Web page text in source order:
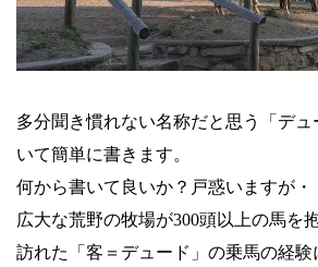
多分聞き慣れない名称だと思う「デ
いて簡単に書きます。
何から書いて良いか？戸惑いますが・
広大な荒野の牧場が300頭以上の馬を抱
訪れた「客＝デュード」の乗馬の経